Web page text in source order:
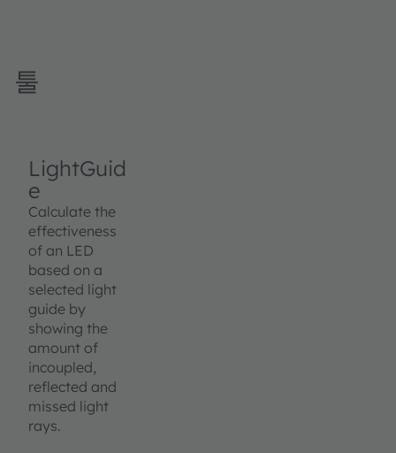
툴
LightGuid
e
Calculate the
effectiveness
of an LED
based on a
selected light
guide by
showing the
amount of
incoupled,
reflected and
missed light
rays.